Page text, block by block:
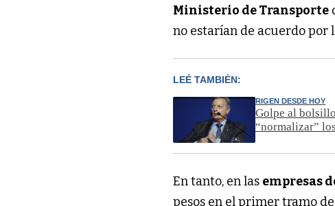
Ministerio de Transporte
no estarían de acuerdo
LEÉ TAMBIÉN:
RIGEN DESDE HOY
Golpe al
“normalizar”
En tanto, en las empresas
pesos en el primer tramo de